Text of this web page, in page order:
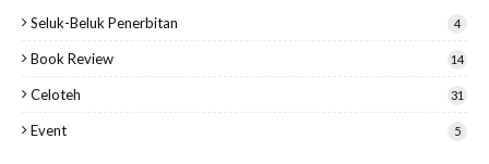
Seluk-Beluk Penerbitan 4
Book Review 14
Celoteh 31
Event 5